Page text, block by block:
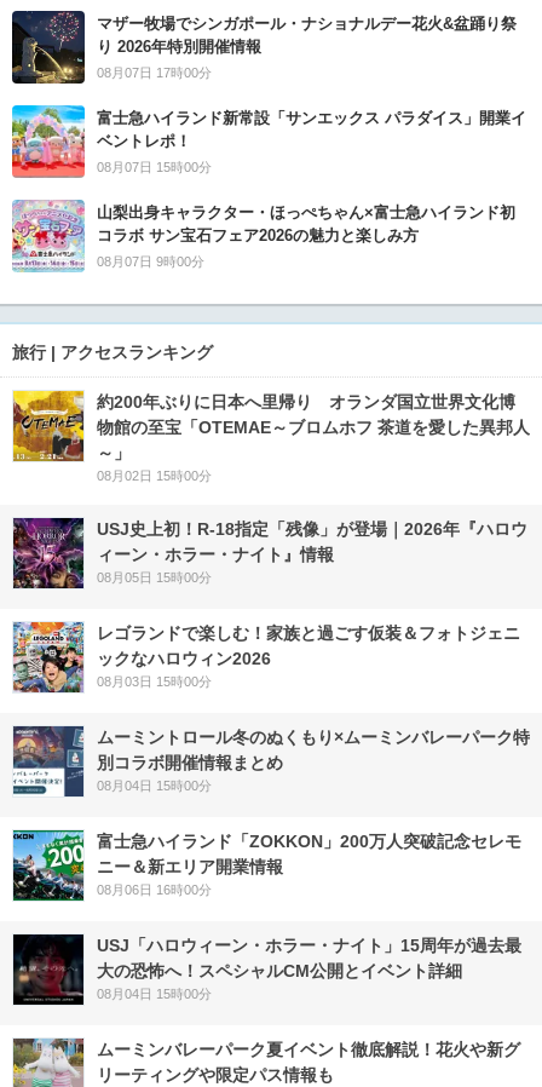
マザー牧場でシンガポール・ナショナルデー花火&盆踊り祭
り 2026年特別開催情報
08月07日 17時00分
富士急ハイランド新常設「サンエックス パラダイス」開業イ
ベントレポ！
08月07日 15時00分
山梨出身キャラクター・ほっぺちゃん×富士急ハイランド初
コラボ サン宝石フェア2026の魅力と楽しみ方
08月07日 9時00分
旅行 | アクセスランキング
約200年ぶりに日本へ里帰り オランダ国立世界文化博
物館の至宝「OTEMAE～ブロムホフ 茶道を愛した異邦人
～」
08月02日 15時00分
USJ史上初！R-18指定「残像」が登場｜2026年『ハロウ
ィーン・ホラー・ナイト』情報
08月05日 15時00分
レゴランドで楽しむ！家族と過ごす仮装＆フォトジェニ
ックなハロウィン2026
08月03日 15時00分
ムーミントロール冬のぬくもり×ムーミンバレーパーク特
別コラボ開催情報まとめ
08月04日 15時00分
富士急ハイランド「ZOKKON」200万人突破記念セレモ
ニー＆新エリア開業情報
08月06日 16時00分
USJ「ハロウィーン・ホラー・ナイト」15周年が過去最
大の恐怖へ！スペシャルCM公開とイベント詳細
08月04日 15時00分
ムーミンバレーパーク夏イベント徹底解説！花火や新グ
リーティングや限定パス情報も